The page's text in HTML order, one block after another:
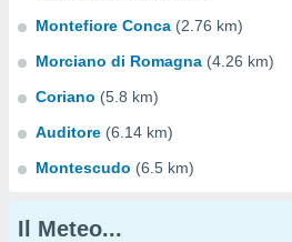
Montefiore Conca (2.76 km)
Morciano di Romagna (4.26 km)
Coriano (5.8 km)
Auditore (6.14 km)
Montescudo (6.5 km)
Il Meteo...